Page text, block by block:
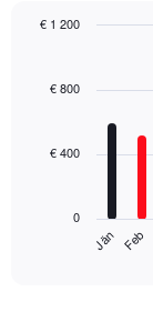
with
The
Jän Feb
0
€ 400
€ 800
€ 1 200